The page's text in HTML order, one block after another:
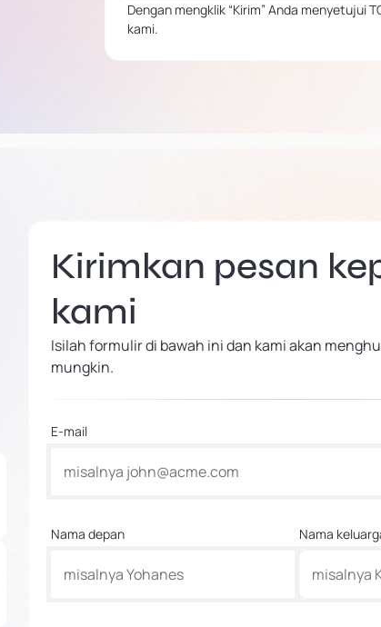
Dengan mengklik “Kirim” Anda menyetujui
kami.
Kirimkan pesan
kami
Isilah formulir di bawah ini dan kami akan
mungkin.
E-mail
Nama depan Nama